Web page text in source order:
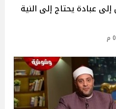
عبادة يحتاج إلى النية